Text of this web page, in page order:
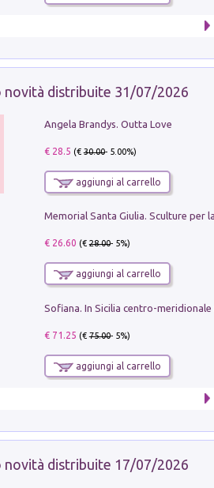
distribuite 31/07/2026
Angela Brandys. Outta Love
€ 28.5 (€30.00- 5.00%)
aggiungi al carrello
€ 26.60 (€28.00- 5%)
aggiungi al carrello
€ 71.25 (€75.00- 5%)
aggiungi al carrello
distribuite 17/07/2026